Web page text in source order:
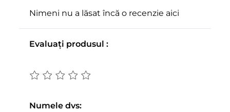
Nimeni nu a lăsat încă o recenzie aici
Evaluați produsul :
Numele dvs: